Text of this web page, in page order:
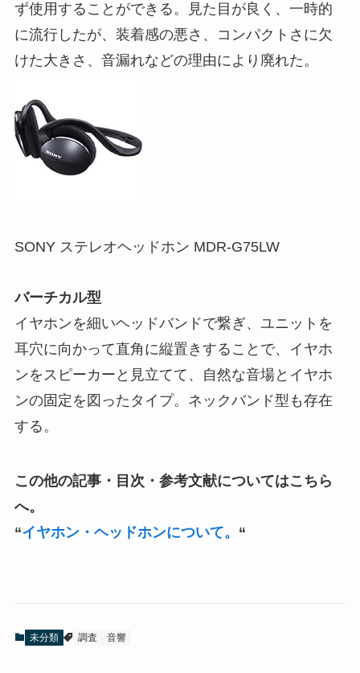
ず使用することができる。見た目が良く、一時的
に流行したが、装着感の悪さ、コンパクトさに欠
けた大きさ、音漏れなどの理由により廃れた。
SONY ステレオヘッドホン MDR-G75LW
バーチカル型
イヤホンを細いヘッドバンドで繋ぎ、ユニットを
耳穴に向かって直角に縦置きすることで、イヤホ
ンをスピーカーと見立てて、自然な音場とイヤホ
ンの固定を図ったタイプ。ネックバンド型も存在
する。
この他の記事・目次・参考文献についてはこちら
へ。
“イヤホン・ヘッドホンについて。 “
未分類 調査 音響